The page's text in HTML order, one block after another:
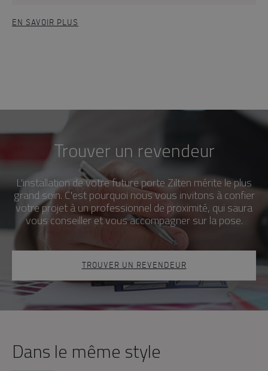
EN SAVOIR PLUS
Trouver un revendeur
L'installation de votre future porte Zilten mérite le plus
grand soin. C'est pourquoi nous vous invitons à confier
votre projet à un professionnel de proximité, qui saura
vous conseiller et vous accompagner sur la pose.
TROUVER UN REVENDEUR
Dans le même style